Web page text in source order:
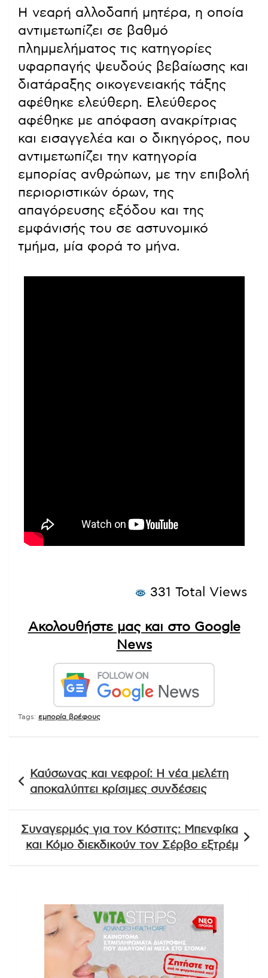
Η νεαρή αλλοδαπή μητέρα, η οποία
αντιμετωπίζει σε βαθμό
πλημμελήματος τις κατηγορίες
υφαρπαγής ψευδούς βεβαίωσης και
διατάραξης οικογενειακής τάξης
αφέθηκε ελεύθερη. Ελεύθερος
αφέθηκε με απόφαση ανακρίτριας
και εισαγγελέα και ο δικηγόρος, που
αντιμετωπίζει την κατηγορία
εμπορίας ανθρώπων, με την επιβολή
περιοριστικών όρων, της
απαγόρευσης εξόδου και της
εμφάνισής του σε αστυνομικό
τμήμα, μία φορά το μήνα.
331 Total Views
Ακολουθήστε μας και στο Google
News
Tags: εμπορία βρέφους
άρθρων
Καύσωνας και νεφροί: Η νέα μελέτη
αποκαλύπτει κρίσιμες συνδέσεις
Συναγερμός για τον Κόστιτς: Μπενφίκα
και Κόμο διεκδικούν τον Σέρβο εξτρέμ